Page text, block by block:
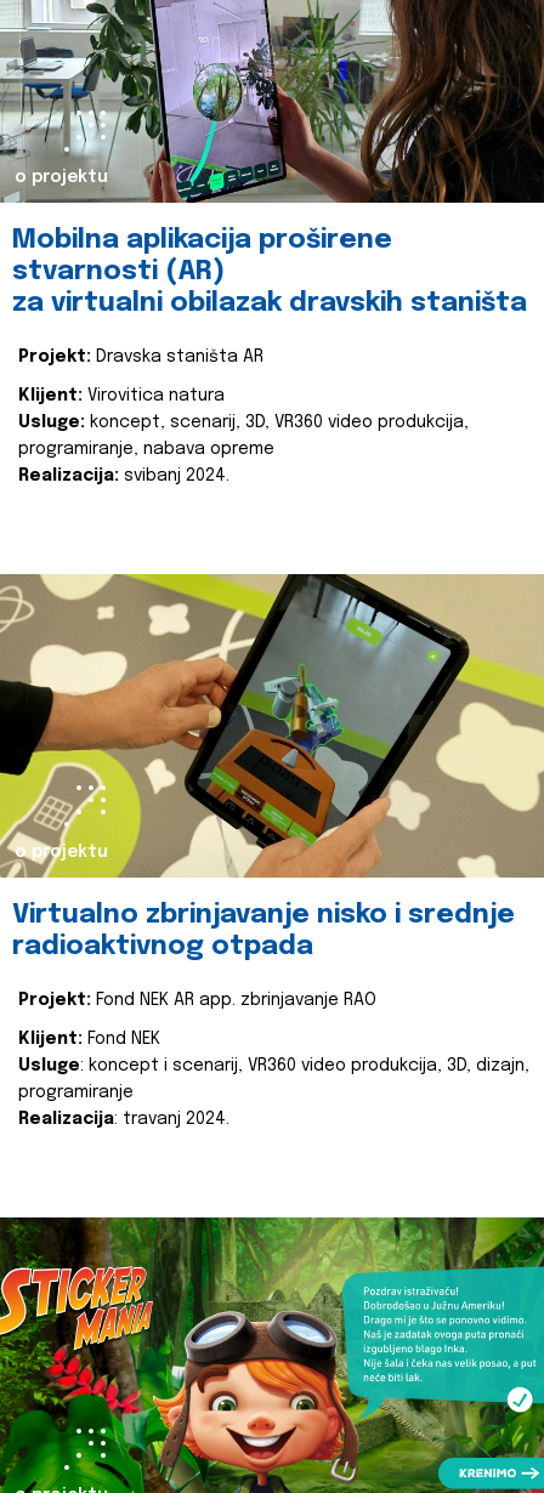
o projektu
Mobilna aplikacija proširene
stvarnosti (AR)
za virtualni obilazak dravskih staništa
Projekt: Dravska staništa AR
Klijent: Virovitica natura
Usluge: koncept, scenarij, 3D, VR360 video produkcija,
programiranje, nabava opreme
Realizacija: svibanj 2024.
o projektu
Virtualno zbrinjavanje nisko i srednje
radioaktivnog otpada
Projekt: Fond NEK AR app. zbrinjavanje RAO
Klijent: Fond NEK
Usluge: koncept i scenarij, VR360 video produkcija, 3D, dizajn,
programiranje
Realizacija: travanj 2024.